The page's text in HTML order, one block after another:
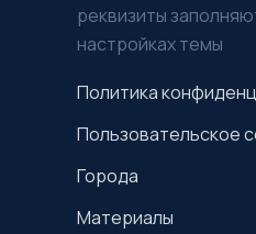
реквизиты
настройках темы
Политика
Пользовательское
Города
Материалы